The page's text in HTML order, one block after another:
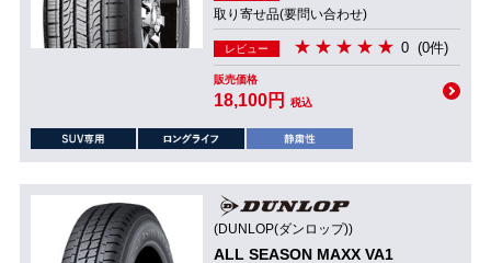
取り寄せ品(要問い合わせ)
レビュー 0 (0件)
販売価格
18,100円 税込
(DUNLOP(ダンロップ))
ALL SEASON MAXX VA1